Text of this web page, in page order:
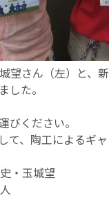
望さん（左）と、
した。
びください。
て、陶工によるギ
・玉城望